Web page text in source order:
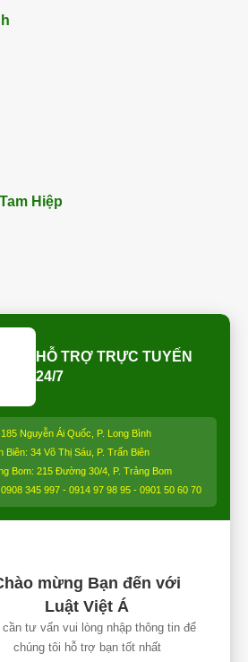
Hiệp
Bom (ngay bên cạnh Điện
– ĐT:
Trạch (Gần Thăng Long
0913 850 997
HỖ TRỢ TRỰC TUYẾN
24/7
Nguyễn Ái Quốc, P. Long Bình
Biên: 34 Võ Thị Sáu, P. Trấn Biên
Bom: 215 Đường 30/4, P. Trảng Bom
0908 345 997 - 0914 97 98 95 - 0901 50 60 70
mừng Bạn đến với
Luật Việt Á
cần tư vấn vui lòng nhập thông tin để
chúng tôi hỗ trợ bạn tốt nhất